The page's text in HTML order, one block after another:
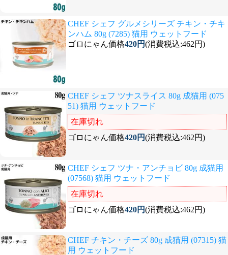
CHEF シェフ グルメシリーズ チキン・チキ
ンハム 80g (7285) 猫用 ウェットフード
ゴロにゃん価格420円(消費税込:462円)
CHEF シェフ ツナスライス 80g 成猫用 (075
51) 猫用 ウェットフード
在庫切れ
ゴロにゃん価格420円(消費税込:462円)
CHEF シェフ ツナ・アンチョビ 80g 成猫用
(07568) 猫用 ウェットフード
在庫切れ
ゴロにゃん価格420円(消費税込:462円)
CHEF チキン・チーズ 80g 成猫用 (07315) 猫
用 ウェットフード